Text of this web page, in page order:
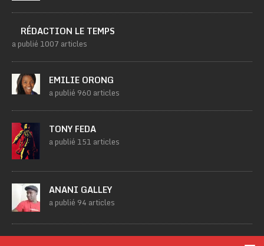
RÉDACTION LE TEMPS
a publié 1007 articles
EMILIE ORONG
a publié 960 articles
TONY FEDA
a publié 151 articles
ANANI GALLEY
a publié 94 articles